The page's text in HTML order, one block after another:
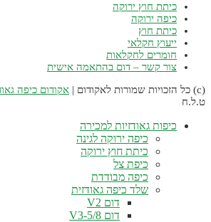
כיתת חוץ ירוקה
כיפה ירוקה
כיתת חוץ
ייעוץ חקלאי
חומרים לחקלאות
צור קשר – דום בהתאמה אישית
אקודום כיפה
כיפות גאודזיות למכירה
כיפה ירוקה לגינה
כיתת חוץ ירוקה
כיפת צל
כיפה מבודדת
שלד כיפה גאודזית
דום V2
דום V3-5/8